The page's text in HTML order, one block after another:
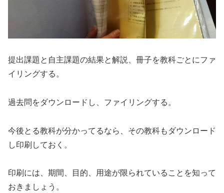
提出課題と自主課題の結果と解説、冊子を教科ごとにファ
イリングする。
過去問をダウンロードし、ファイリングする。
今後とる教科が分かってるなら、その教科もダウンロード
し印刷しておく。
印刷には、期間、目的、用途が限られていることを知って
おきましょう。